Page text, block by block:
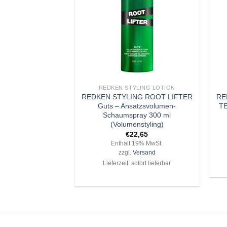
REDKEN STYLING LOTION
REDKEN STYLING ROOT LIFTER
Guts – Ansatzsvolumen-
Schaumspray 300 ml
(Volumenstyling)
€22,65
Enthält 19% MwSt.
zzgl. Versand
Lieferzeit: sofort lieferbar